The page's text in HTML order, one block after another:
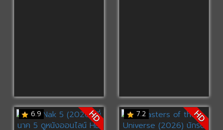
6.9 HD 7.2 HD